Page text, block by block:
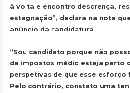
à volta e encontro descrença,
estagnação”, declara na nota
anúncio da candidatura.
“Sou candidato porque não
de impostos médio esteja perto
perspetivas de que esse esforço
Pelo contrário, constato uma